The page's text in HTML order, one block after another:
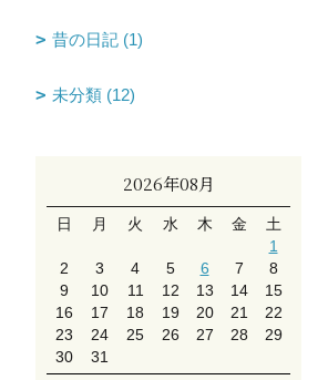
昔の日記 (1)
未分類 (12)
2026年08月
日 月 火 水 木 金
土
1
2
3 4 5 6 7
8
9
10 11 12 13 14
15
16
17 18 19 20 21
22
23
24 25 26 27 28
29
30
31